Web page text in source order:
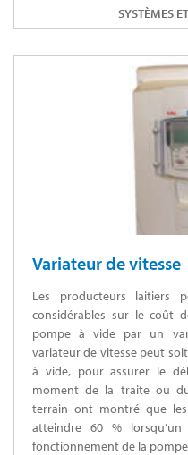
SYSTÈMES
Variateur de vitesse
Les producteurs laitiers
considérables sur le coût
pompe à vide par un
variateur de vitesse peut
à vide, pour assurer le
moment de la traite ou
terrain ont montré que les
atteindre 60 %
fonctionnement de la